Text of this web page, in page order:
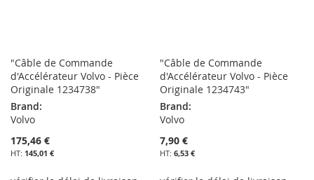
"Câble de Commande
d'Accélérateur Volvo - Pièce
Originale 1234738"
Brand:
Volvo
175,46 €
145,01 €
"Câble de Commande
d'Accélérateur Volvo - Pièce
Originale 1234743"
Brand:
Volvo
7,90 €
6,53 €